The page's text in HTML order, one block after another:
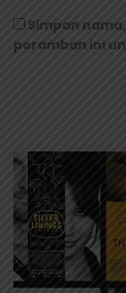
Simpan
peramban ini